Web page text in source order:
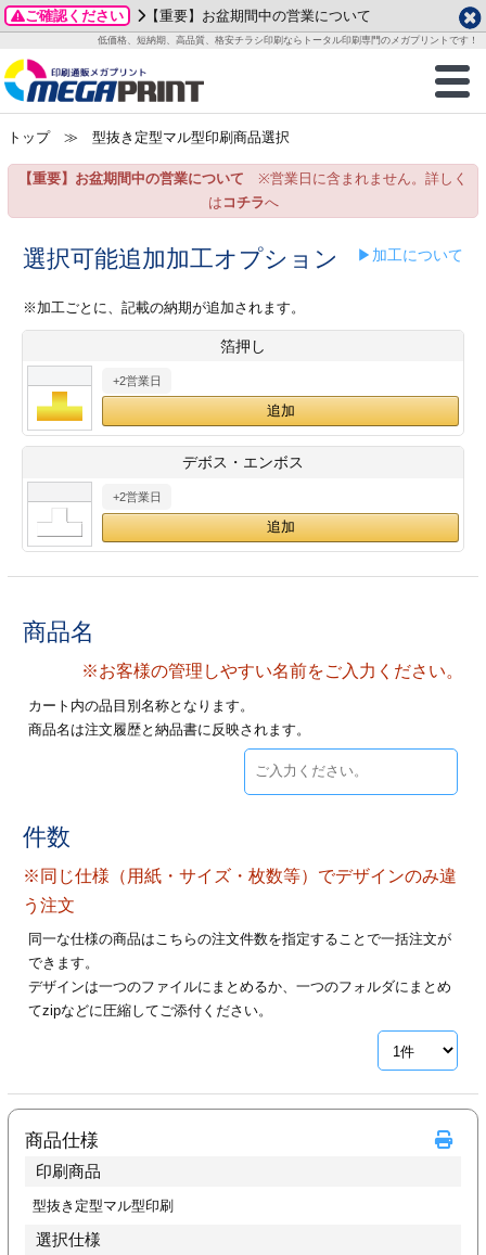
ご確認ください 【重要】お盆期間中の営業について
低価格、短納期、高品質、格安チラシ印刷ならトータル印刷専門のメガプリントです！
商品一覧
グッズ
ステッカー
ックカード印刷
業ツール印刷
＆盛り上げ印刷
ご利用ガイド
お客様へ
いて
方法
/送料について
刷
カード印刷
ックカード名刺
ムカード
型マル型印刷
ード印刷
印刷
ファイル印刷
ァイル印刷
印刷
印刷
リーブ印刷
加工
データ作成ガイド
成前に
ガイド
加工指示ガイド
テンプレート
ード印刷
名刺印刷
ックカード
ード印刷
印刷
形マル型
印刷
名刺印刷
ムカード印刷
刷
カード印刷
フォルダー
ァイル印刷
一覧
わせ
り
プル請求
2026年 8月
月
火 水 木 金
土
1
3
4 5 6 7
8
15
24
25 26 27
29
土
1
2 3
8 9 10 11
12
14
15 16 17 18
19
25
26
28
29 30
トップ≫ 型抜き定型マル型印刷商品選択
【重要】お盆期間中の営業について ※営業日に含まれません。詳しく
は コチラへ
選択可能追加加工オプション ▶加工について
※加工ごとに、記載の納期が追加されます。
箔押し
+2営業日
デボス・エンボス
+2営業日
商品名
※お客様の管理しやすい名前をご入力ください。
カート内の品目別名称となります。
商品名は注文履歴と納品書に反映されます。
件数
※同じ仕様（用紙・サイズ・枚数等）でデザインのみ違
う注文
同一な仕様の商品はこちらの注文件数を指定することで一括注文が
できます。
デザインは一つのファイルにまとめるか、一つのフォルダにまとめ
てzipなどに圧縮してご添付ください。
商品仕様
印刷商品
型抜き定型マル型印刷
選択仕様